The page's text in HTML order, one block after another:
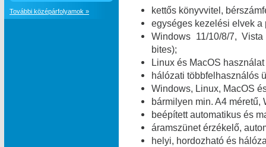
kettős könyvvitel,
egységes kezelési elvek a
Windows 11/10/8/7,
bites);
Linux és MacOS
hálózati többfelhasználós
Windows, Linux, MacOS
bármilyen min. A4
beépített automatikus és
áramszünet érzékelő,
helyi, hordozható és
További középárfolyamok »